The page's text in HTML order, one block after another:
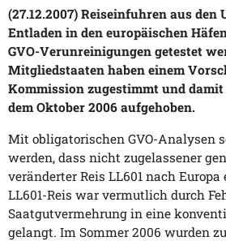
(27.12.2007) Reiseinfuhren aus den
Entladen in den europäischen
GVO-Verunreinigungen getestet
Mitgliedstaaten haben einem
Kommission zugestimmt und damit
dem Oktober 2006 aufgehoben.
Mit obligatorischen GVO-Analysen
werden, dass nicht zugelassener
veränderter Reis LL601 nach
LL601-Reis war vermutlich durch
Saatgutvermehrung in eine
gelangt. Im Sommer 2006 wurden